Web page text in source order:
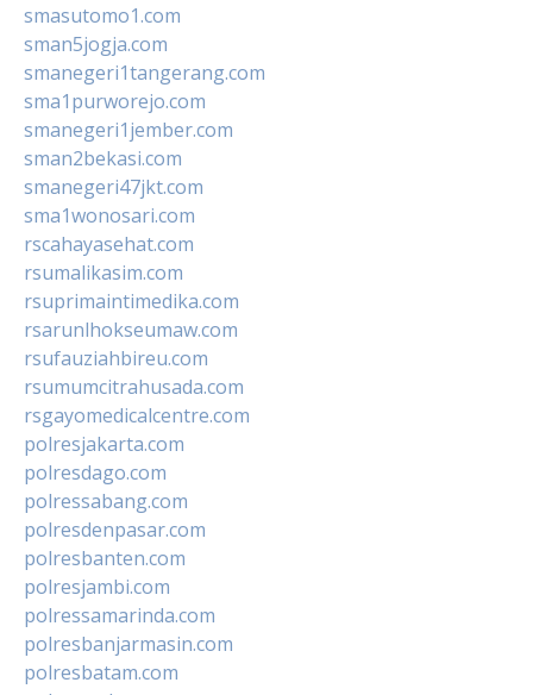
smasutomo1.com
sman5jogja.com
smanegeri1tangerang.com
sma1purworejo.com
smanegeri1jember.com
sman2bekasi.com
smanegeri47jkt.com
sma1wonosari.com
rscahayasehat.com
rsumalikasim.com
rsuprimaintimedika.com
rsarunlhokseumaw.com
rsufauziahbireu.com
rsumumcitrahusada.com
rsgayomedicalcentre.com
polresjakarta.com
polresdago.com
polressabang.com
polresdenpasar.com
polresbanten.com
polresjambi.com
polressamarinda.com
polresbanjarmasin.com
polresbatam.com